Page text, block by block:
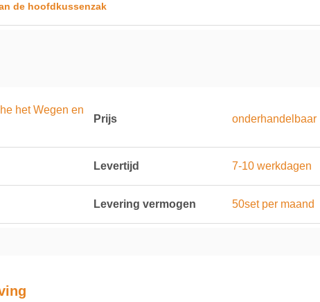
de hoofdkussenzak
het Wegen en
Prijs onderhandelbaar
Levertijd 7-10 werkdagen
Levering vermogen 50set per maand